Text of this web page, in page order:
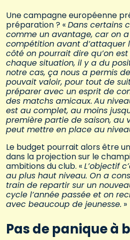
Une campagne européenne
préparation ? «Dans certains
comme un avantage, car on
compétition avant d’attaquer
côté on pourrait dire qu’on
chaque situation, il y a du
notre cas, ça nous a permis
pouvait valoir, pour tout de
préparer avec un esprit de
des matchs amicaux. Au
est au complet, au moins
première partie de saison, au
peut mettre en place au
Le budget pourrait alors être
dans la projection sur le
ambitions du club. «L’objectif
au plus haut niveau. On a
train de repartir sur un
cycle l’année passée et on
avec beaucoup de jeunesse. »
Pas de panique à